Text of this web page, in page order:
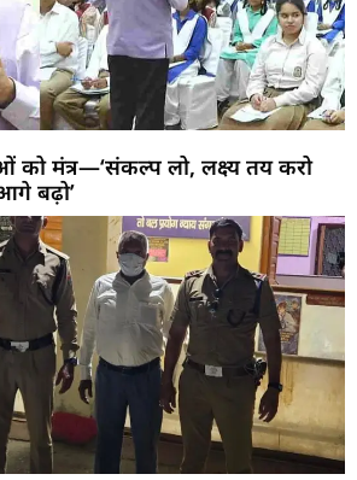
को मंत्र—‘संकल्प लो, लक्ष्य तय करो
बढ़ो’